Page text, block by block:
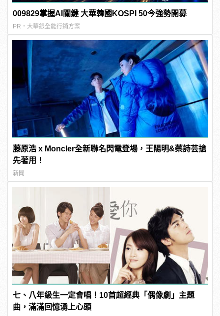
009829掌握AI關鍵 大華韓國KOSPI 50今強勢開募
PR・大華銀全能行銷方案
藤原浩 x Moncler全新聯名閃電登場，王陽明&蔡詩芸搶
先著用！
新聞
七、八年級生一定會唱！10首超經典「偶像劇」主題
曲，滿滿回憶湧上心頭